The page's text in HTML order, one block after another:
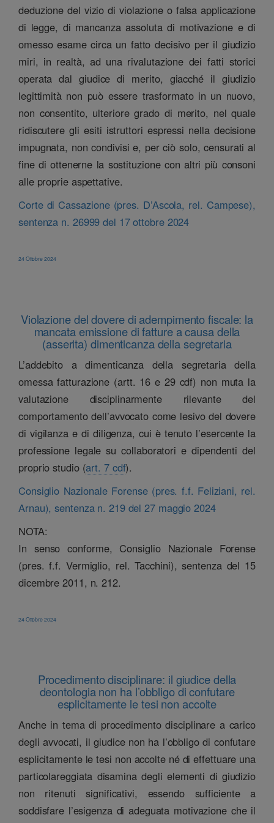
deduzione del vizio di violazione o falsa applicazione
di legge, di mancanza assoluta di motivazione e di
omesso esame circa un fatto decisivo per il giudizio
miri, in realtà, ad una rivalutazione dei fatti storici
operata dal giudice di merito, giacché il giudizio
legittimità non può essere trasformato in un nuovo,
non consentito, ulteriore grado di merito, nel quale
ridiscutere gli esiti istruttori espressi nella decisione
impugnata, non condivisi e, per ciò solo, censurati al
fine di ottenerne la sostituzione con altri più consoni
alle proprie aspettative.
Corte di Cassazione (pres. D’Ascola, rel. Campese),
sentenza n. 26999 del 17 ottobre 2024
24 Ottobre 2024
Violazione del dovere di adempimento fiscale: la
mancata emissione di fatture a causa della
(asserita) dimenticanza della segretaria
L’addebito a dimenticanza della segretaria della
omessa fatturazione (artt. 16 e 29 cdf) non muta la
valutazione disciplinarmente rilevante del
comportamento dell’avvocato come lesivo del dovere
di vigilanza e di diligenza, cui è tenuto l’esercente la
professione legale su collaboratori e dipendenti del
proprio studio (art. 7 cdf).
Consiglio Nazionale Forense (pres. f.f. Feliziani, rel.
Arnau), sentenza n. 219 del 27 maggio 2024
NOTA:
In senso conforme, Consiglio Nazionale Forense
(pres. f.f. Vermiglio, rel. Tacchini), sentenza del 15
dicembre 2011, n. 212.
24 Ottobre 2024
Procedimento disciplinare: il giudice della
deontologia non ha l’obbligo di confutare
esplicitamente le tesi non accolte
Anche in tema di procedimento disciplinare a carico
degli avvocati, il giudice non ha l’obbligo di confutare
esplicitamente le tesi non accolte né di effettuare una
particolareggiata disamina degli elementi di giudizio
non ritenuti significativi, essendo sufficiente a
soddisfare l’esigenza di adeguata motivazione che il